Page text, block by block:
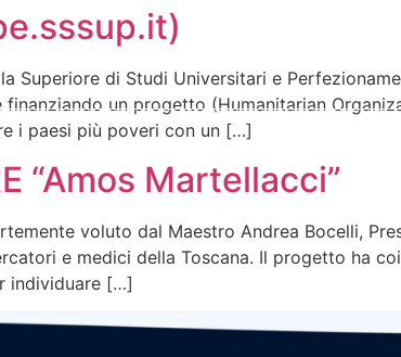
Superiore di Studi Universitari e
un progetto (Humanitarian
i paesi più poveri con un […]
“Amos Martellacci”
voluto dal Maestro Andrea Bocelli,
e medici della Toscana. Il progetto ha
individuare […]